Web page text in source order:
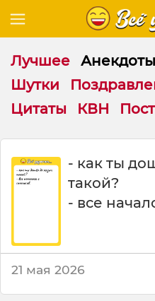
Лучшее Анекдоты
Шутки
Цитаты
КВН
л
- как ты
такой?
- все
21 мая 2026